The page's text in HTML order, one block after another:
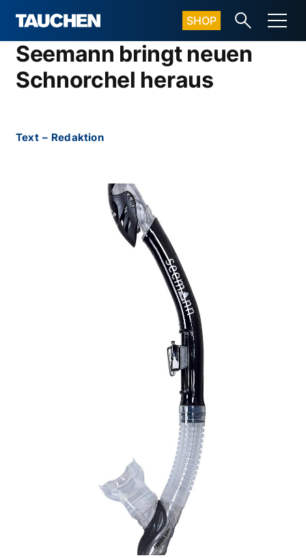
SHOP
Seemann bringt neuen
Schnorchel heraus
Text – Redaktion